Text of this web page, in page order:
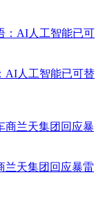
AI人工智能已可替
兰天集团回应暴雷